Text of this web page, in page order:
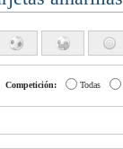
Competición: Todas